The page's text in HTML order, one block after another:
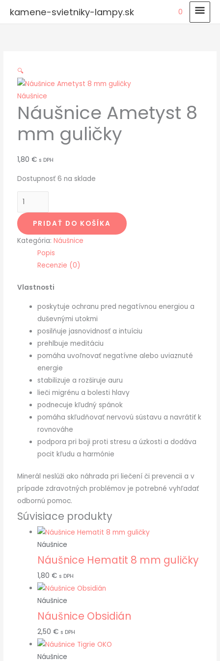
kamene-svietniky-lampy.sk 0
🔍
Náušnice
Náušnice Ametyst 8
mm guličky
1,80 € s DPH
Dostupnosť 6 na sklade
8
mm
guličky
PRIDAŤ DO KOŠÍKA
Kategória: Náušnice
Popis
Recenzie (0)
Vlastnosti
poskytuje ochranu pred negatívnou energiou a
duševnými utokmi
posilňuje jasnovidnosť a intuíciu
prehlbuje meditáciu
pomáha uvoľnovať negatívne alebo uviaznuté
energie
stabilizuje a rozširuje auru
lieči migrénu a bolesti hlavy
podnecuje kľudný spánok
pomáha skľudňovať nervovú sústavu a navrátiť k
rovnováhe
podpora pri boji proti stresu a úzkosti a dodáva
pocit kľudu a harmónie
Minerál neslúži ako náhrada pri liečení či prevencii a v
prípade zdravotných problémov je potrebné vyhľadať
odbornú pomoc.
Súvisiace produkty
Náušnice
Náušnice Hematit 8 mm guličky
1,80 € s DPH
Náušnice
Náušnice Obsidián
2,50 € s DPH
Náušnice